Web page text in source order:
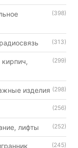
(398)
(313)
(299)
изделия (298)
(256)
лифты (252)
(245)